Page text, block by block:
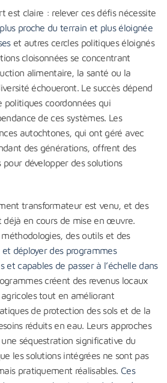
est claire : relever ces défis nécessite
proche du terrain et plus éloignée
et autres cercles politiques éloignés
cloisonnées se concentrant
alimentaire, la santé ou la
échoueront. Le succès dépend
coordonnées qui
de ces systèmes. Les
autochtones, qui ont géré avec
des générations, offrent des
pour développer des solutions
transformateur est venu, et des
déjà en cours de mise en œuvre.
des outils et des
et déployer des programmes
capables de passer à l’échelle dans
créent des revenus locaux
tout en améliorant
de protection des sols et de la
réduits en eau. Leurs approches
séquestration significative du
les solutions intégrées ne sont pas
pratiquement réalisables. Ces